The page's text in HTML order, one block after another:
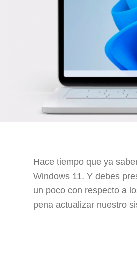
Hace tiempo que ya
Windows 11. Y debes
un poco con respecto a
pena actualizar nuestro